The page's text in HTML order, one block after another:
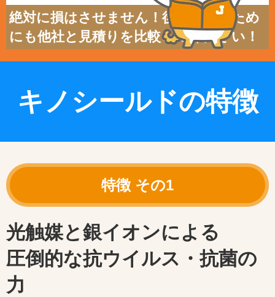
絶対に損はさせません！後悔しないため
にも他社と見積りを比較してください！
キノシールドの特徴
光触媒と銀イオンによる
圧倒的な抗ウイルス・抗菌の
力